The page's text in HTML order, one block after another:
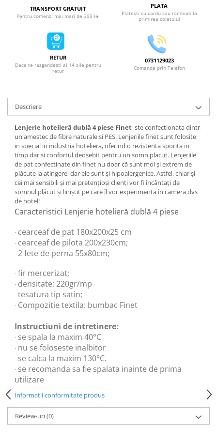
TRANSPORT GRATUIT
Pentru comenzi mai mari de 399 lei
PLATA
Platesti cu cardu sau ramburs la
primirea coletului
RETUR
Daca te razgandesti ai 14 zile pentru
retur
0731129023
Comanda prin Telefon
Descriere
Lenjerie hotelieră dublă 4 piese Finet ste confectionata dintr-
un amestec de fibre naturale si PES. Lenjeriile finet sunt folosite
in special in industria hoteliera, oferind o rezistenta sporita in
timp dar si confortul deosebit pentru un somn placut. Lenjeriile
de pat confectinate din finet nu doar că sunt moi și extrem de
plăcute la atingere, dar ele sunt și hipoalergenice. Astfel, chiar și
cei mai sensibili și mai pretențioși clienți vor fi încântați de
somnul plăcut și liniștit pe care îl vor experimenta în camera dvs
de hotel!
Caracteristici Lenjerie hotelieră dublă 4 piese
· cearceaf de pat 180x200x25 cm
· cearceaf de pilota 200x230cm;
· 2 fete de perna 55x80cm;
· fir mercerizat;
· densitate: 220gr/mp
· tesatura tip satin;
· Compozitie textila: bumbac Finet
Instructiuni de intretinere:
· se spala la maxim 40°C
· nu se foloseste inalbitor
· se calca la maxim 130°C.
· se recomanda sa fie spalata inainte de prima
utilizare
Informatii conformitate produs
Review-uri(0)